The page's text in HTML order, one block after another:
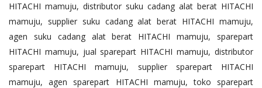
HITACHI mamuju, distributor suku cadang alat berat HITACHI
mamuju, supplier suku cadang alat berat HITACHI mamuju,
agen suku cadang alat berat HITACHI mamuju, sparepart
HITACHI mamuju, jual sparepart HITACHI mamuju, distributor
sparepart HITACHI mamuju, supplier sparepart HITACHI
mamuju, agen sparepart HITACHI mamuju, toko sparepart